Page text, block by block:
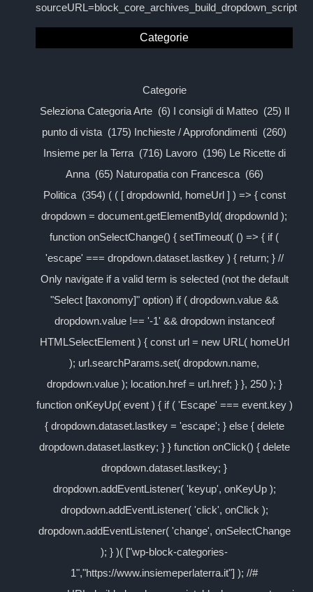
sourceURL=block_core_archives_build_dropdown_script
Categorie
Categorie
Seleziona Categoria Arte (6) I consigli di Matteo (25) Il
punto di vista (175) Inchieste / Approfondimenti (260)
Insieme per la Terra (716) Lavoro (196) Le Ricette di
Anna (65) Naturopatia con Francesca (66)
Politica (354) ( ( [ dropdownId, homeUrl ] ) => { const
dropdown = document.getElementById( dropdownId );
function onSelectChange() { setTimeout( () => { if (
'escape' === dropdown.dataset.lastkey ) { return; } //
Only navigate if a valid term is selected (not the default
"Select [taxonomy]" option) if ( dropdown.value &&
dropdown.value !== '-1' && dropdown instanceof
HTMLSelectElement ) { const url = new URL( homeUrl
); url.searchParams.set( dropdown.name,
dropdown.value ); location.href = url.href; } }, 250 ); }
function onKeyUp( event ) { if ( 'Escape' === event.key )
{ dropdown.dataset.lastkey = 'escape'; } else { delete
dropdown.dataset.lastkey; } } function onClick() { delete
dropdown.dataset.lastkey; }
dropdown.addEventListener( 'keyup', onKeyUp );
dropdown.addEventListener( 'click', onClick );
dropdown.addEventListener( 'change', onSelectChange
); } )( ["wp-block-categories-
1","https://www.insiemeperlaterra.it"] ); //#